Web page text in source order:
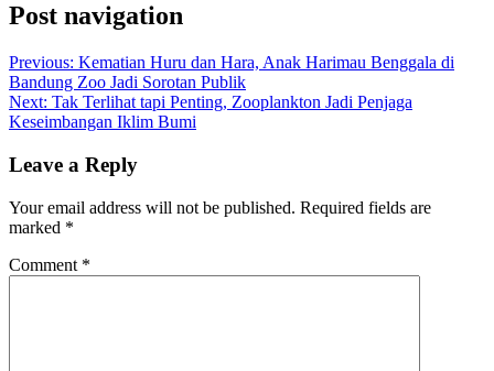
Post navigation
Previous: Kematian Huru dan Hara, Anak Harimau Benggala di
Bandung Zoo Jadi Sorotan Publik
Next: Tak Terlihat tapi Penting, Zooplankton Jadi Penjaga
Keseimbangan Iklim Bumi
Leave a Reply
Your email address will not be published. Required fields are
marked *
Comment *